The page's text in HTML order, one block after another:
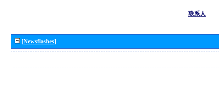
联系人
[Newsflashes]